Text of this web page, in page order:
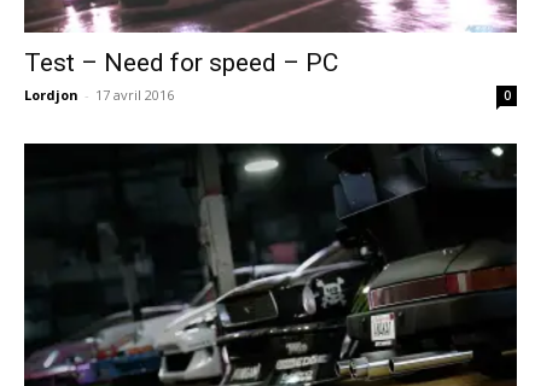
Test – Need for speed – PC
Lordjon - 17 avril 2016 0